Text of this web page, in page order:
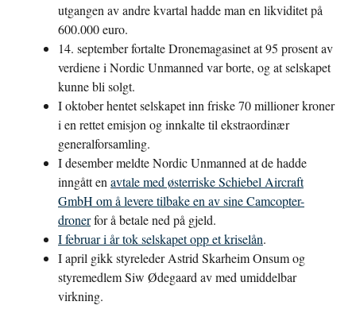
utgangen av andre kvartal hadde man en likviditet på
600.000 euro.
14. september fortalte Dronemagasinet at 95 prosent av
verdiene i Nordic Unmanned var borte, og at selskapet
kunne bli solgt.
I oktober hentet selskapet inn friske 70 millioner kroner
i en rettet emisjon og innkalte til ekstraordinær
generalforsamling.
I desember meldte Nordic Unmanned at de hadde
inngått en avtale med østerriske Schiebel Aircraft
GmbH om å levere tilbake en av sine Camcopter-
dronerfor å betale ned på gjeld.
I februar i år tok selskapet opp et kriselån.
I april gikk styreleder Astrid Skarheim Onsum og
styremedlem Siw Ødegaard av med umiddelbar
virkning.